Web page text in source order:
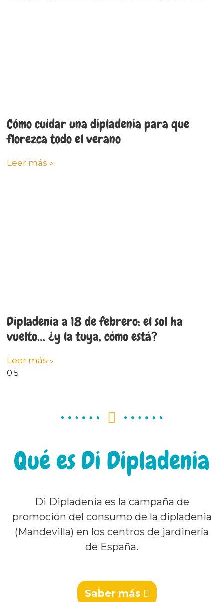
Cómo cuidar una dipladenia para que
florezca todo el verano
Leer más »
Dipladenia a 18 de febrero: el sol ha
vuelto… ¿y la tuya, cómo está?
Leer más »
Qué es Di Dipladenia
Di Dipladenia es la campaña de
promoción del consumo de la dipladenia
(Mandevilla) en los centros de jardinería
de España.
Saber más